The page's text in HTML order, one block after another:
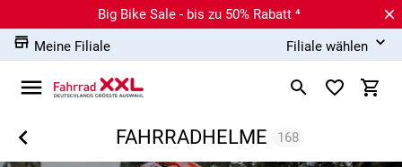
Big Bike Sale - bis zu 50% Rabatt ⁴
Meine Filiale
Filiale wählen
FAHRRADHELME 168